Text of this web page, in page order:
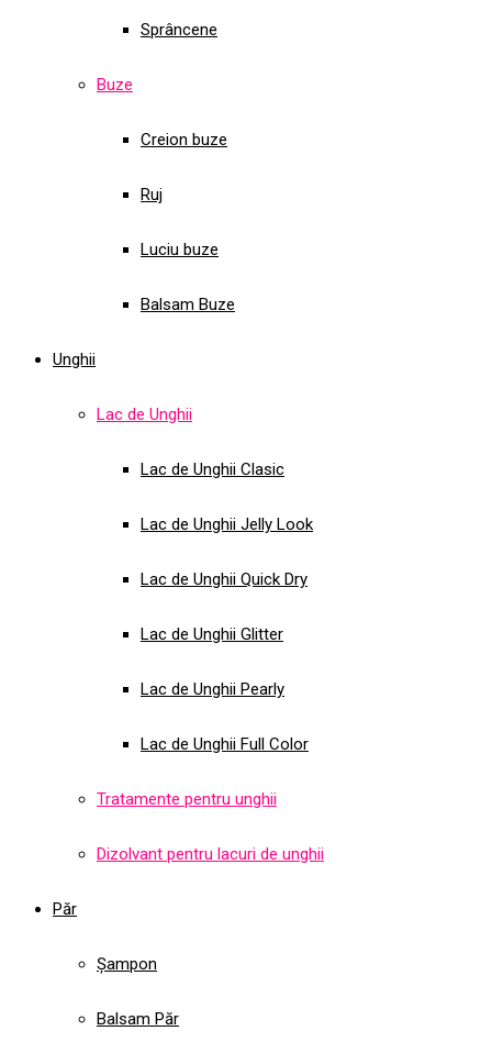
Sprâncene
Buze
Creion buze
Ruj
Luciu buze
Balsam Buze
Unghii
Lac de Unghii
Lac de Unghii Clasic
Lac de Unghii Jelly Look
Lac de Unghii Quick Dry
Lac de Unghii Glitter
Lac de Unghii Pearly
Lac de Unghii Full Color
Tratamente pentru unghii
Dizolvant pentru lacuri de unghii
Păr
Șampon
Balsam Păr